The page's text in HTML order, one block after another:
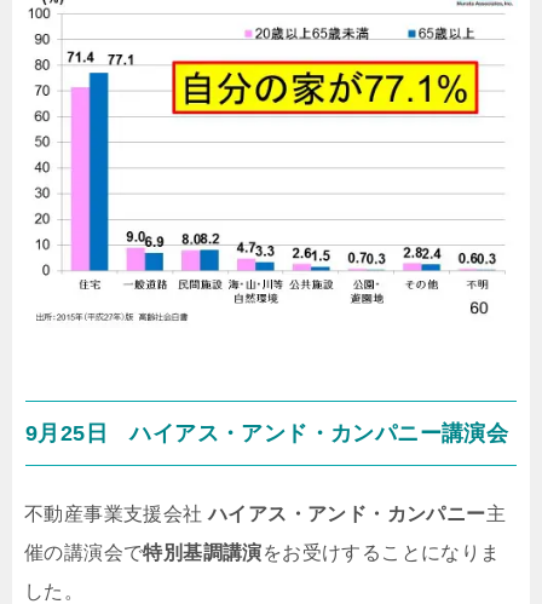
9月25日 ハイアス・アンド・カンパニー講演会
不動産事業支援会社ハイアス・アンド・カンパニー主
催の講演会で特別基調講演をお受けすることになりま
した。